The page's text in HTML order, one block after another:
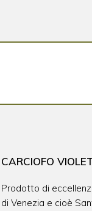
CARCIOFO
Prodotto di
di Venezia e cioè